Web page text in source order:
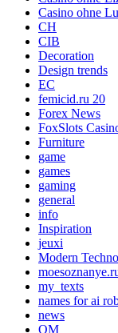
Casino ohne
CH
CIB
Decoration
Design trends
EC
femicid.ru 20
Forex News
FoxSlots
Furniture
game
games
gaming
general
info
Inspiration
jeuxi
Modern
my_texts
names for ai
news
OM